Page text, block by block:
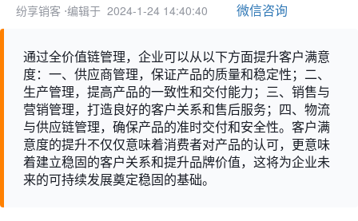
纷享销客 ⋅编辑于 2024-1-24 14:40:40 微信咨询
通过全价值链管理，企业可以从以下方面提升客户满意
度：一、供应商管理，保证产品的质量和稳定性；二、
生产管理，提高产品的一致性和交付能力；三、销售与
营销管理，打造良好的客户关系和售后服务；四、物流
与供应链管理，确保产品的准时交付和安全性。客户满
意度的提升不仅仅意味着消费者对产品的认可，更意味
着建立稳固的客户关系和提升品牌价值，这将为企业未
来的可持续发展奠定稳固的基础。